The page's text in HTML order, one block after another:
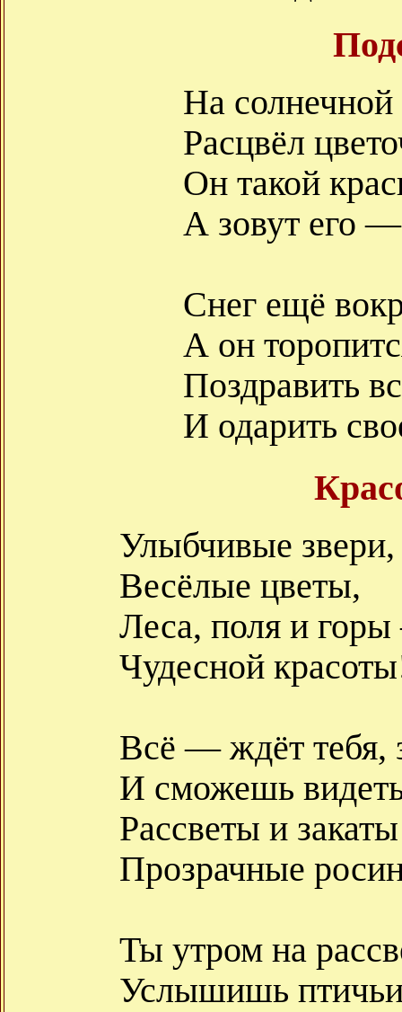
На солнечной
Расцвёл
Он такой
А зовут его
Снег ещё
А он
Поздравить
И одарить
Улыбчивые звери,
Весёлые цветы,
Леса, поля и
Чудесной
Всё — ждёт тебя,
И сможешь
Рассветы и
Прозрачные
Ты утром на
Услышишь